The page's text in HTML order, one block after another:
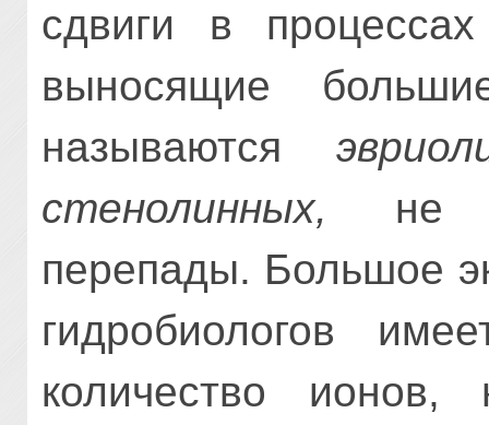
сдвиги в
выносящие
называются
стенолинных,
не
перепады. Большое
гидробиологов
количество